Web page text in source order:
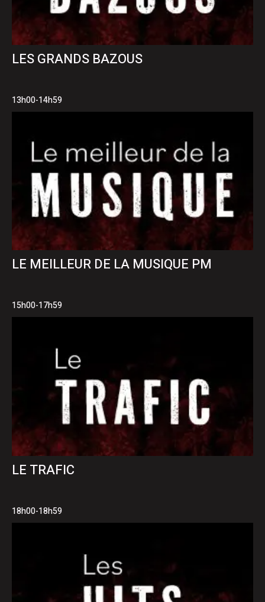
LES GRANDS BAZOUS
13h00-14h59
LE MEILLEUR DE LA MUSIQUE PM
15h00-17h59
LE TRAFIC
18h00-18h59